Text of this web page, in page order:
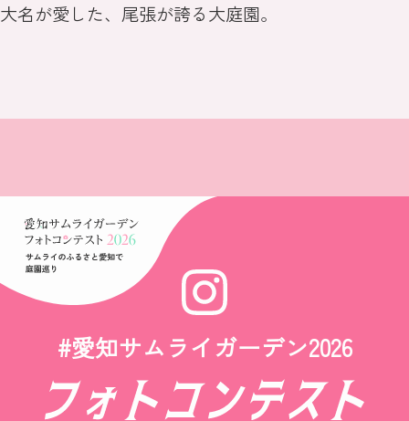
大名が愛した、尾張が誇る大庭園。
#愛知サムライガーデン2026